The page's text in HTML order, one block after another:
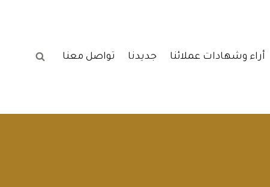
أراء وشهادات عملائنا جديدنا تواصل معنا